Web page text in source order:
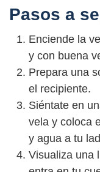
Pasos a
Enciende la
y con buena
Prepara una
el recipiente.
Siéntate en
vela y coloca
y agua a tu
Visualiza una